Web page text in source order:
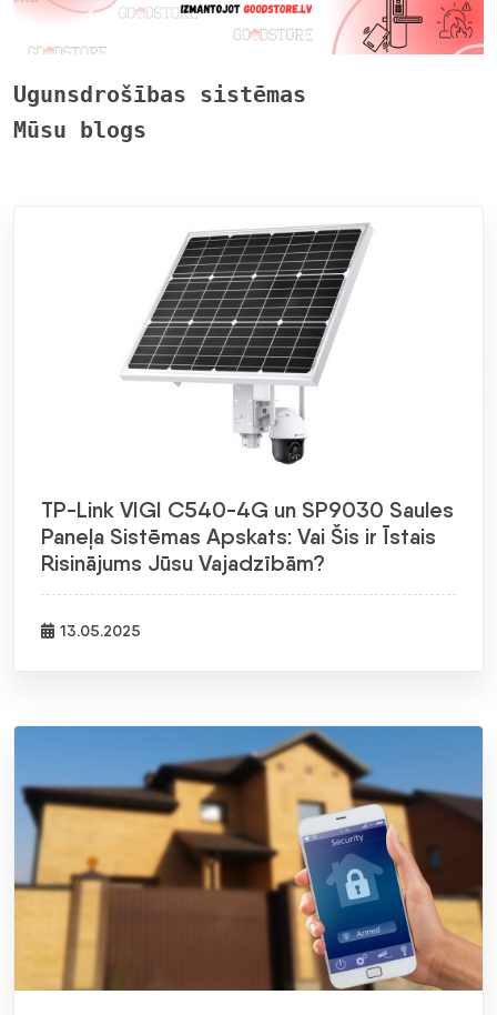
Ugunsdrošības sistēmas
Mūsu blogs
TP-Link VIGI C540-4G un SP9030 Saules
Paneļa Sistēmas Apskats: Vai Šis ir Īstais
Risinājums Jūsu Vajadzībām?
13.05.2025